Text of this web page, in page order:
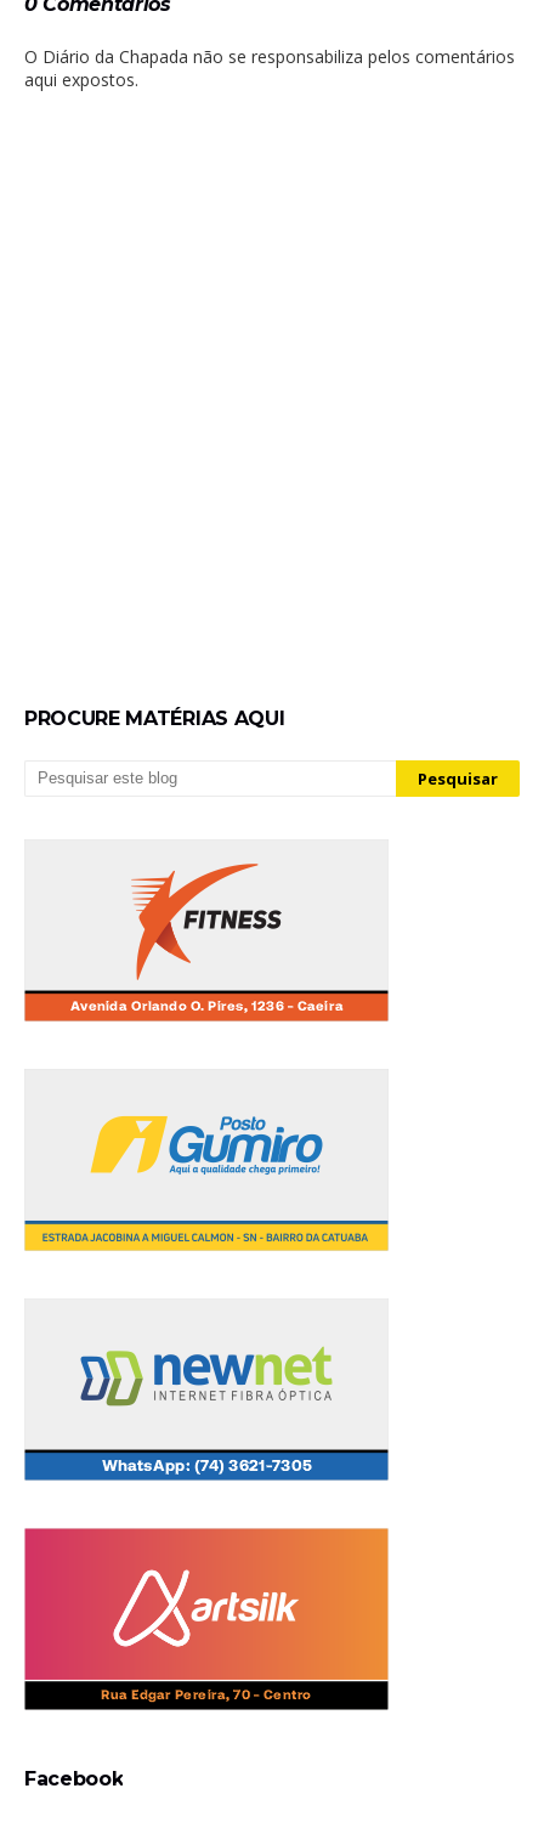
O Diário da Chapada não se responsabiliza pelos comentários
aqui expostos.
PROCURE MATÉRIAS AQUI
Facebook